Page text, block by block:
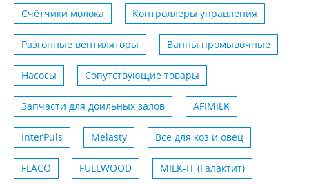
Счётчики молока Контроллеры управления
Разгонные вентиляторы Ванны промывочные
Насосы Сопутствующие товары
Запчасти для доильных залов AFIMILK
InterPuls Melasty Все для коз и овец
FLACO FULLWOOD MILK-IT (Галактит)